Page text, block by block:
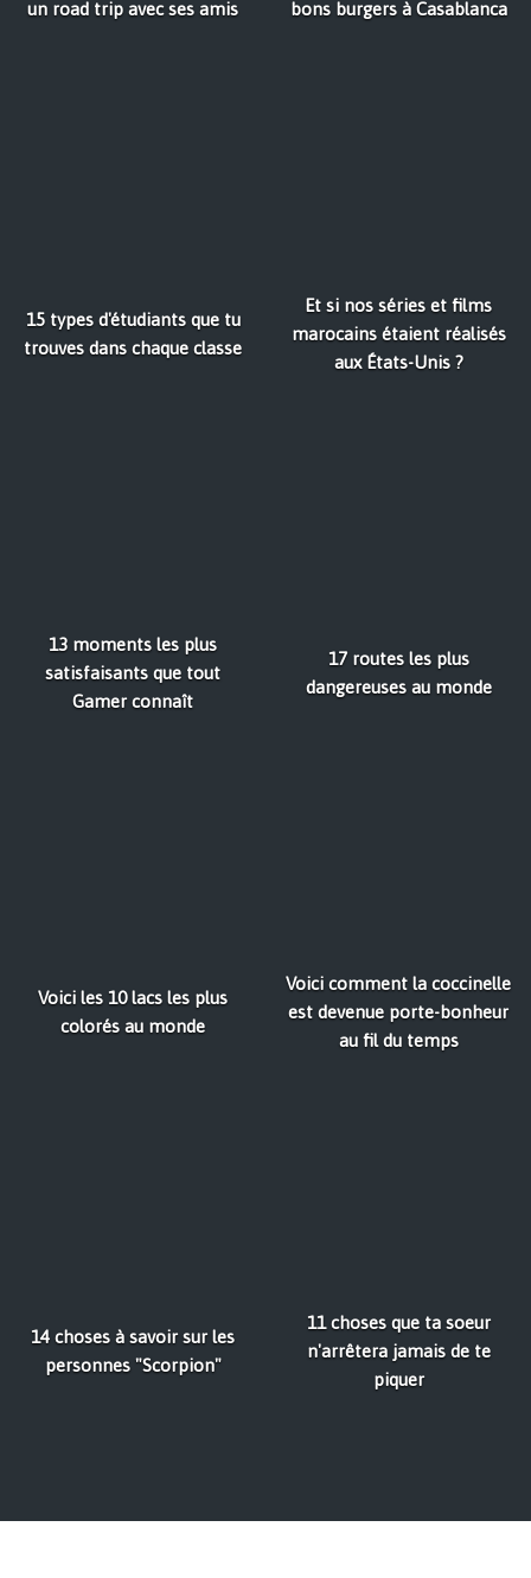
un road trip avec ses amis
bons burgers à Casablanca
15 types d'étudiants que tu
trouves dans chaque classe
Et si nos séries et films
marocains étaient réalisés
aux États-Unis ?
13 moments les plus
satisfaisants que tout
Gamer connaît
17 routes les plus
dangereuses au monde
Voici les 10 lacs les plus
colorés au monde
Voici comment la coccinelle
est devenue porte-bonheur
au fil du temps
14 choses à savoir sur les
personnes "Scorpion"
11 choses que ta soeur
n'arrêtera jamais de te
piquer